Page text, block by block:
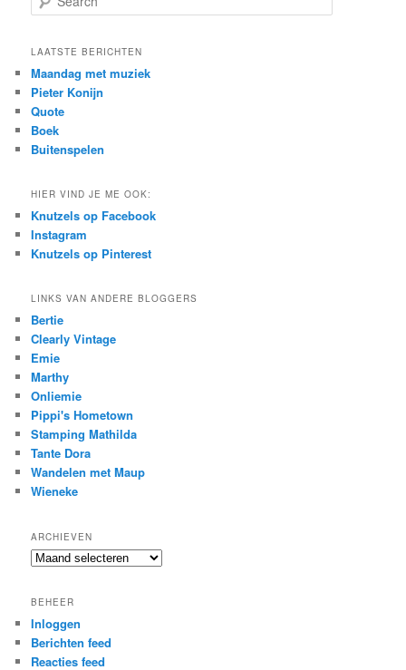
e
r
h
LAATSTE BERICHTEN
Maandag met muziek
Pieter Konijn
Quote
Boek
Buitenspelen
HIER VIND JE ME OOK:
Knutzels op Facebook
Instagram
Knutzels op Pinterest
LINKS VAN ANDERE BLOGGERS
Bertie
Clearly Vintage
Emie
Marthy
Onliemie
Pippi's Hometown
Stamping Mathilda
Tante Dora
Wandelen met Maup
Wieneke
ARCHIEVEN
Archieven
BEHEER
Inloggen
Berichten feed
Reacties feed